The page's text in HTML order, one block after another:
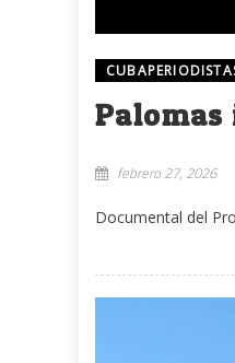
febrero 27, 2026
Documental del